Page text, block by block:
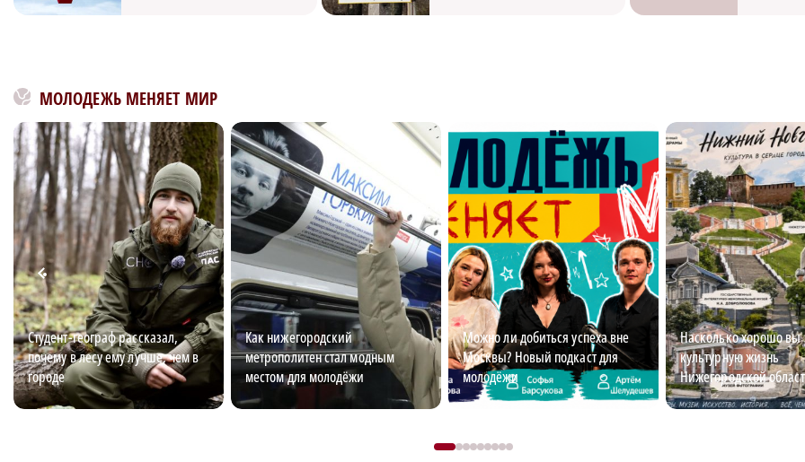
МОЛОДЕЖЬ МЕНЯЕТ МИР
Студент-географ рассказал,
почему в лесу ему лучше, чем в
городе
Как нижегородский
метрополитен стал модным
местом для молодёжи
Можно ли добиться успеха вне
Москвы? Новый подкаст для
молодёжи
Насколько хорошо вы
культурную жизнь
Нижегородской